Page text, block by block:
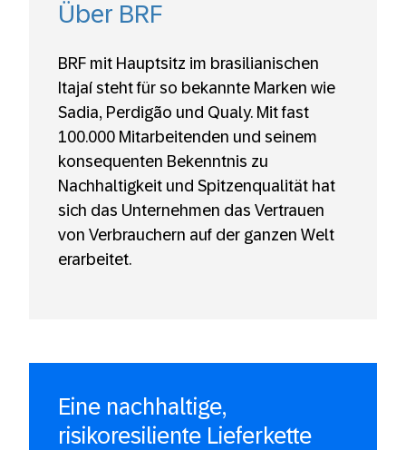
Über BRF
BRF mit Hauptsitz im brasilianischen
Itajaí steht für so bekannte Marken wie
Sadia, Perdigão und Qualy. Mit fast
100.000 Mitarbeitenden und seinem
konsequenten Bekenntnis zu
Nachhaltigkeit und Spitzenqualität hat
sich das Unternehmen das Vertrauen
von Verbrauchern auf der ganzen Welt
erarbeitet.
Eine nachhaltige,
risikoresiliente Lieferkette